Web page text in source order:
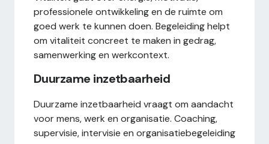
professionele ontwikkeling en de ruimte om
goed werk te kunnen doen. Begeleiding helpt
om vitaliteit concreet te maken in gedrag,
samenwerking en werkcontext.
Duurzame inzetbaarheid
Duurzame inzetbaarheid vraagt om aandacht
voor mens, werk en organisatie. Coaching,
supervisie, intervisie en organisatiebegeleiding